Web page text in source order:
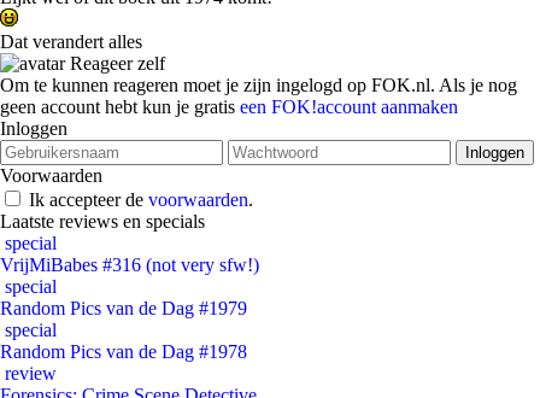
Dat verandert alles
Reageer zelf
Om te kunnen reageren moet je zijn ingelogd op FOK.nl. Als je nog
geen account hebt kun je gratis een FOK!account aanmaken
Inloggen
Voorwaarden
Ik accepteer de voorwaarden.
Laatste reviews en specials
special
VrijMiBabes #316 (not very sfw!)
special
Random Pics van de Dag #1979
special
Random Pics van de Dag #1978
review